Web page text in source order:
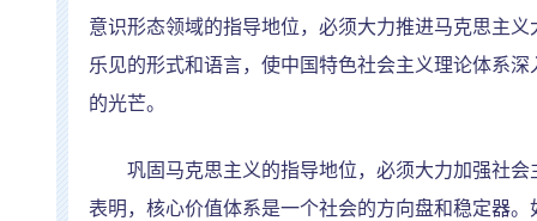
意识形态领域的指导地位，必须大力推进马克思主
乐见的形式和语言，使中国特色社会主义理论体系
的光芒。
巩固马克思主义的指导地位，必须大力加强社会
表明，核心价值体系是一个社会的方向盘和稳定器